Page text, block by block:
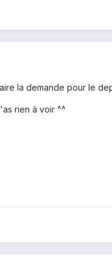
la demande pour le
rien à voir ^^